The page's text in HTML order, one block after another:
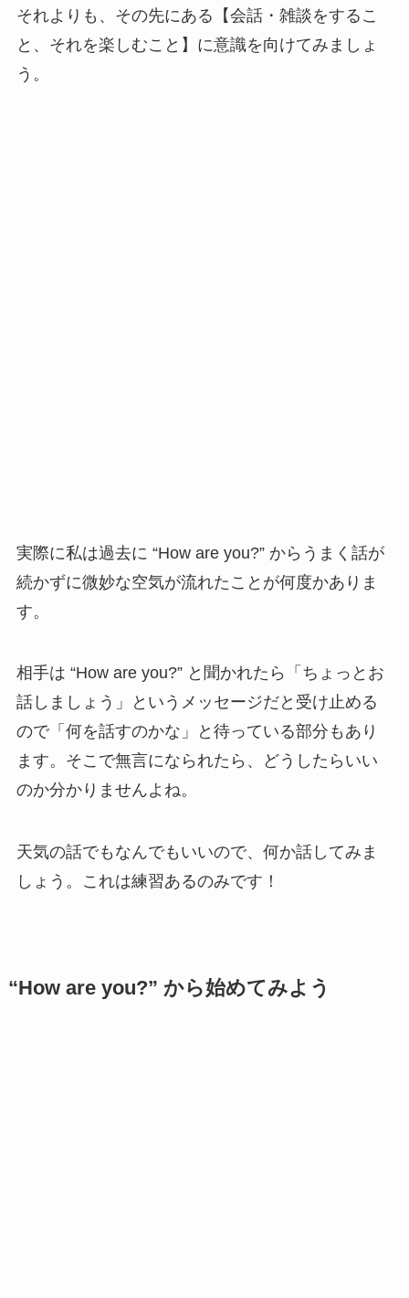
それよりも、その先にある【会話・雑談をするこ
と、それを楽しむこと】に意識を向けてみましょ
う。
実際に私は過去に “How are you?” からうまく話が
続かずに微妙な空気が流れたことが何度かありま
す。
相手は “How are you?” と聞かれたら「ちょっとお
話しましょう」というメッセージだと受け止める
ので「何を話すのかな」と待っている部分もあり
ます。そこで無言になられたら、どうしたらいい
のか分かりませんよね。
天気の話でもなんでもいいので、何か話してみま
しょう。これは練習あるのみです！
“How are you?” から始めてみよう